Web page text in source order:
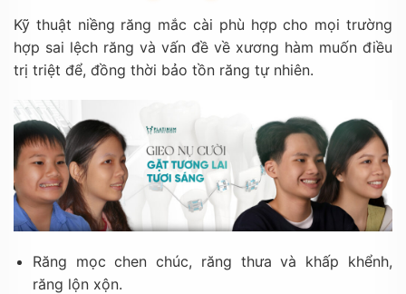
Kỹ thuật niềng răng mắc cài phù hợp cho mọi trường
hợp sai lệch răng và vấn đề về xương hàm muốn điều
trị triệt để, đồng thời bảo tồn răng tự nhiên.
Răng mọc chen chúc, răng thưa và khấp khểnh,
răng lộn xộn.